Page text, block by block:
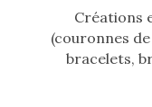
Créations
(couronnes
bracelets,